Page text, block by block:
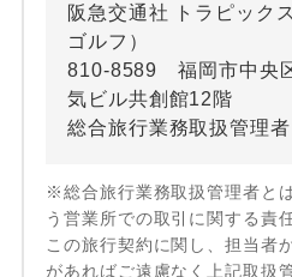
阪急交通社 トラピック
ゴルフ）
810-8589 福岡市中央
気ビル共創館12階
総合旅行業務取扱管理
※総合旅行業務取扱管理者と
う営業所での取引に関する責
この旅行契約に関し、担当者
があればご遠慮なく上記取扱